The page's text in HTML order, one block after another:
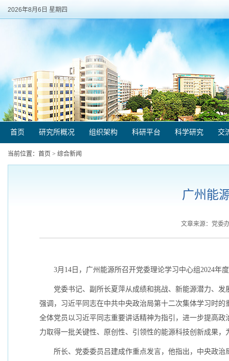
2026年8月6日 星期四
首页 研究所概况 组织架构 科研平台 科学研究 交
当前位置： 首页 > 综合新闻
广州能
文章来源：党委
3月14日，广州能源所召开党委理论学习中心组2024年
党委书记、副所长夏萍从成绩和挑战、新能源潜力、
强调，习近平同志在中共中央政治局第十二次集体学习时
全体党员以习近平同志重要讲话精神为指引，进一步提高
力取得一批关键性、原创性、引领性的能源科技创新成果
所长、党委委员吕建成作重点发言，他指出，中央政